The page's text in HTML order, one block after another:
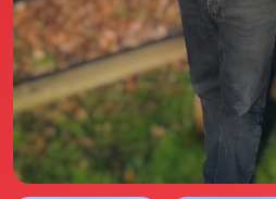
Domande Frequenti
Impegno Sociale
Le nostre sedi
Facebook
YouTube